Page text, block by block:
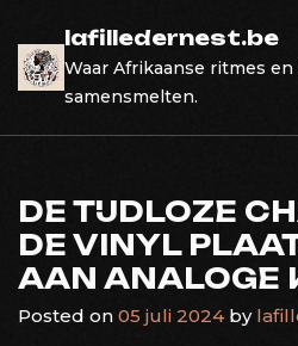
content
lafilledernest.be
Waar Afrikaanse ritmes
samensmelten.
DE TIJDLOZE
DE VINYL
AAN ANALOGE
Posted on 05 juli 2024by